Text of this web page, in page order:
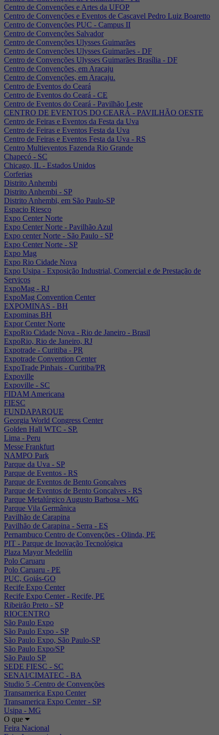
Centro de Convenções e Artes da UFOP
Centro de Convenções e Eventos de Cascavel Pedro Luiz Boaretto
Centro de Convenções PUC - Campus II
Centro de Convenções Salvador
Centro de Convenções Ulysses Guimarães
Centro de Convenções Ulysses Guimarães - DF
Centro de Convenções Ulysses Guimarães Brasília - DF
Centro de Convenções, em Aracaju
Centro de Convenções, em Aracaju.
Centro de Eventos do Ceará
Centro de Eventos do Ceará - CE
Centro de Eventos do Ceará - Pavilhão Leste
CENTRO DE EVENTOS DO CEARÁ - PAVILHÃO OESTE
Centro de Feiras e Eventos da Festa da Uva
Centro de Feiras e Eventos Festa da Uva
Centro de Feiras e Eventos Festa da Uva - RS
Centro Multieventos Fazenda Rio Grande
Chapecó - SC
Chicago, IL - Estados Unidos
Corferias
Distrito Anhembi
Distrito Anhembi - SP
Distrito Anhembi, em São Paulo-SP
Espacio Riesco
Expo Center Norte
Expo Center Norte - Pavilhão Azul
Expo center Norte - São Paulo - SP
Expo Center Norte - SP
Expo Mag
Expo Rio Cidade Nova
Expo Usipa - Exposição Industrial, Comercial e de Prestação de
Serviços
ExpoMag - RJ
ExpoMag Convention Center
EXPOMINAS - BH
Expominas BH
Expor Center Norte
ExpoRio Cidade Nova - Rio de Janeiro - Brasil
ExpoRio, Rio de Janeiro, RJ
Expotrade - Curitiba - PR
Expotrade Convention Center
ExpoTrade Pinhais - Curitiba/PR
Expoville
Expoville - SC
FIDAM Americana
FIESC
FUNDAPARQUE
Georgia World Congress Center
Golden Hall WTC - SP.
Lima - Peru
Messe Frankfurt
NAMPO Park
Parque da Uva - SP
Parque de Eventos - RS
Parque de Eventos de Bento Gonçalves
Parque de Eventos de Bento Gonçalves - RS
Parque Metalúrgico Augusto Barbosa - MG
Parque Vila Germânica
Pavilhão de Carapina
Pavilhão de Carapina - Serra - ES
Pernambuco Centro de Convenções - Olinda, PE
PIT - Parque de Inovação Tecnológica
Plaza Mayor Medellín
Polo Caruaru
Polo Caruaru - PE
PUC, Goiás-GO
Recife Expo Center
Recife Expo Center - Recife, PE
Ribeirão Preto - SP
RIOCENTRO
São Paulo Expo
São Paulo Expo - SP
São Paulo Expo, São Paulo-SP
São Paulo Expo/SP
São Paulo SP
SEDE FIESC - SC
SENAI/CIMATEC - BA
Studio 5 -Centro de Convenções
Transamerica Expo Center
Transamerica Expo Center - SP
Usipa - MG
O que
Feira Nacional